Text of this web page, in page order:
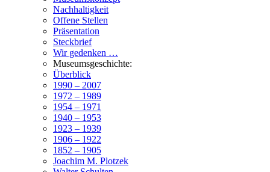
Nachhaltigkeit
Offene Stellen
Präsentation
Steckbrief
Wir gedenken …
Museumsgeschichte:
Überblick
1990 – 2007
1972 – 1989
1954 – 1971
1940 – 1953
1923 – 1939
1906 – 1922
1852 – 1905
Joachim M. Plotzek